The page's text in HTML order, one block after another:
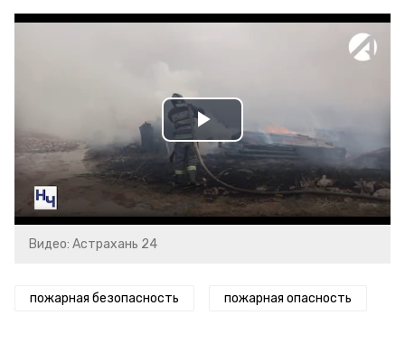
Play
Video
Видео: Астрахань 24
пожарная безопасность пожарная опасность